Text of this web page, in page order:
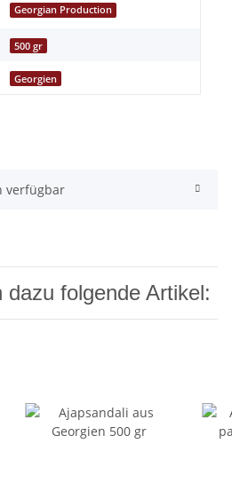
Georgian Production
500 gr
Georgien
verfügbar
dazu folgende Artikel: